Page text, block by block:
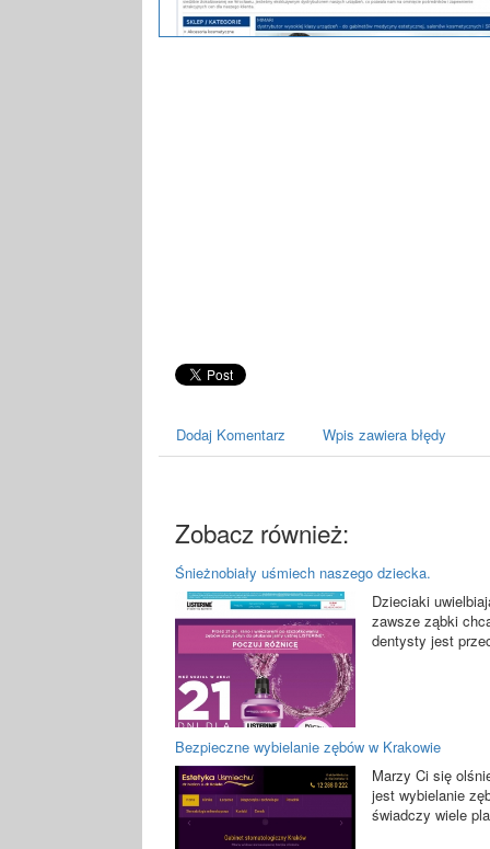
Dodaj Komentarz Wpis zawiera błędy
Zobacz również:
Śnieżnobiały uśmiech naszego dziecka.
Dzieciaki
zawsze ząbki
dentysty jest
Bezpieczne wybielanie zębów w Krakowie
Marzy Ci się
jest wybielanie
świadczy wiele